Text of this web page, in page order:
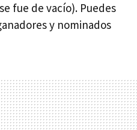
fue de vacío). Puedes
y nominados